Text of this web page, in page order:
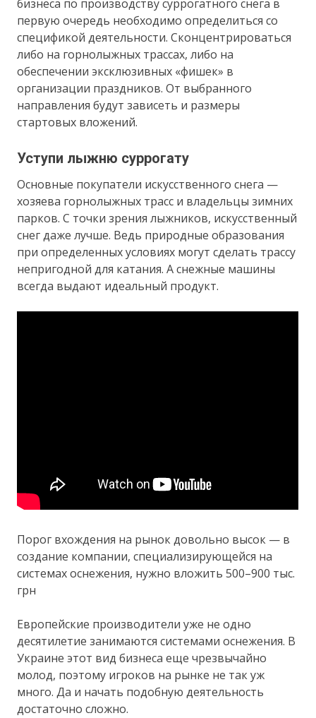
бизнеса по производству суррогатного снега в
первую очередь необходимо определиться со
спецификой деятельности. Сконцентрироваться
либо на горнолыжных трассах, либо на
обеспечении эксклюзивных «фишек» в
организации праздников. От выбранного
направления будут зависеть и размеры
стартовых вложений.
Уступи лыжню суррогату
Основные покупатели искусственного снега —
хозяева горнолыжных трасс и владельцы зимних
парков. С точки зрения лыжников, искусственный
снег даже лучше. Ведь природные образования
при определенных условиях могут сделать трассу
непригодной для катания. А снежные машины
всегда выдают идеальный продукт.
Порог вхождения на рынок довольно высок — в
создание компании, специализирующейся на
системах оснежения, нужно вложить 500–900 тыс.
грн
Европейские производители уже не одно
десятилетие занимаются системами оснежения. В
Украине этот вид бизнеса еще чрезвычайно
молод, поэтому игроков на рынке не так уж
много. Да и начать подобную деятельность
достаточно сложно.